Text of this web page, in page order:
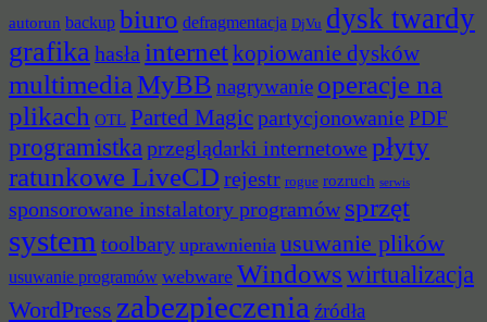
autorun backup biuro defragmentacja DjVu dysk twardy
grafika hasła internetkopiowanie dysków
multimediaMyBB nagrywanie operacje na
plikach OTL Parted Magicpartycjonowanie PDF
programistka przeglądarki internetowe płyty
ratunkowe LiveCD rejestr rogue rozruch serwis
sponsorowane instalatory programów sprzęt
system toolbary uprawnienia usuwanie plików
usuwanie programów webware Windowswirtualizacja
WordPress zabezpieczenia źródła